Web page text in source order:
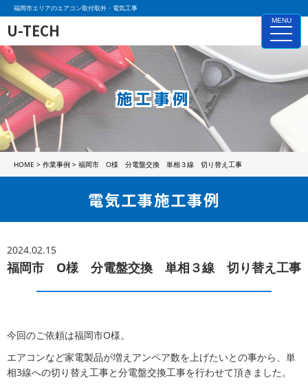
MENU
toggle
福岡市エリアのエアコン取付取外・電気工事
U-TECH
施工事例
HOME > 作業事例 > 福岡市 O様 分電盤交換 単相３線 切り替え工事
電気工事施工事例
2024.02.15
福岡市 O様 分電盤交換 単相３線 切り替え工事
今回のご依頼は福岡市O様。
エアコンなど家電製品が増えアンペア数を上げたいとの事から、単
相3線への切り替え工事と分電盤交換工事を行わせて頂きました。